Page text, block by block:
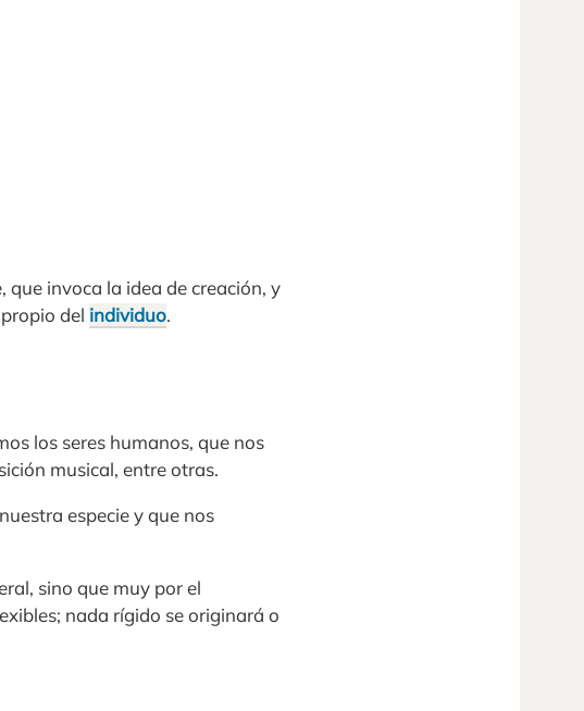
invoca la idea de creación, y
del individuo.
los seres humanos, que nos
musical, entre otras.
especie y que nos
sino que muy por el
nada rígido se originará o